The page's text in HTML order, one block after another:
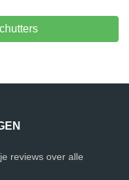
reviews over alle